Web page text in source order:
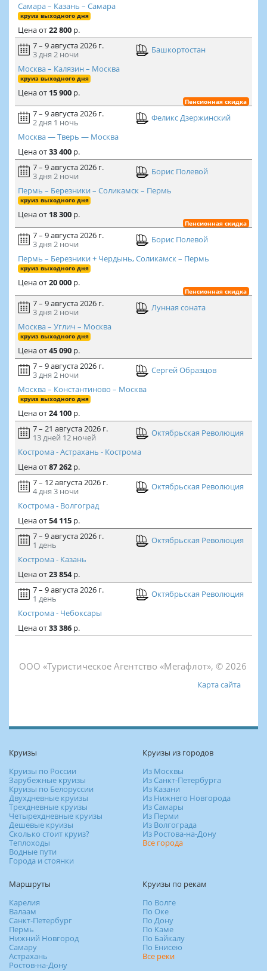
Самара – Казань – Самара
круиз выходного дня
Ценаот22 800р.
7 – 9 августа 2026 г.
3 дня 2 ночи
Башкортостан
Москва – Калязин – Москва
круиз выходного дня
Ценаот 15 900р.
Пенсионная скидка
7 – 9 августа 2026 г.
2 дня 1 ночь
Феликс Дзержинский
Москва — Тверь — Москва
Ценаот33 400р.
7 – 9 августа 2026 г.
3 дня 2 ночи
Борис Полевой
Пермь – Березники – Соликамск – Пермь
круиз выходного дня
Ценаот 18 300р.
Пенсионная скидка
7 – 9 августа 2026 г.
3 дня 2 ночи
Борис Полевой
Пермь – Березники + Чердынь, Соликамск – Пермь
круиз выходного дня
Ценаот20 000р.
Пенсионная скидка
7 – 9 августа 2026 г.
3 дня 2 ночи
Лунная соната
Москва – Углич – Москва
круиз выходного дня
Ценаот45 090р.
7 – 9 августа 2026 г.
3 дня 2 ночи
Сергей Образцов
Москва – Константиново – Москва
круиз выходного дня
Ценаот24 100р.
7 – 21 августа 2026 г.
13 дней 12 ночей
Октябрьская Революция
Кострома - Астрахань - Кострома
Ценаот87 262р.
7 – 12 августа 2026 г.
4 дня 3 ночи
Октябрьская Революция
Кострома - Волгоград
Ценаот54 115р.
7 – 9 августа 2026 г.
1 день
Октябрьская Революция
Кострома - Казань
Ценаот23 854р.
7 – 9 августа 2026 г.
1 день
Октябрьская Революция
Кострома - Чебоксары
Ценаот33 386р.
ООО «Туристическое Агентство «Мегафлот», © 2026
Карта сайта
Круизы
Круизы по России
Зарубежные круизы
Круизы по Белоруссии
Двухдневные круизы
Трехдневные круизы
Четырехдневные круизы
Дешевые круизы
Сколько стоит круиз?
Теплоходы
Водные пути
Города и стоянки
Круизы из городов
Из Москвы
Из Санкт-Петербурга
Из Казани
Из Нижнего Новгорода
Из Самары
Из Перми
Из Волгограда
Из Ростова-на-Дону
Все города
Маршруты
Карелия
Валаам
Санкт-Петербург
Пермь
Нижний Новгород
Самару
Астрахань
Ростов-на-Дону
Круизы по рекам
По Волге
По Оке
По Дону
По Каме
По Байкалу
По Енисею
Все реки